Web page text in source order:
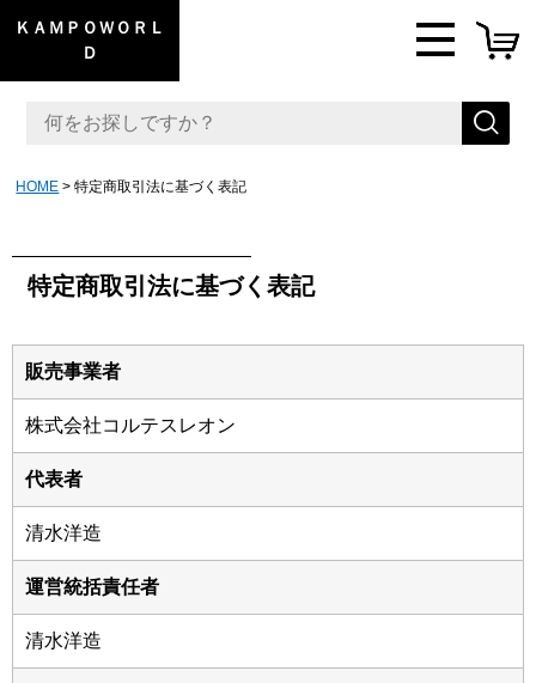
ＫＡＭＰＯＷＯＲＬ
Ｄ
HOME 特定商取引法に基づく表記
特定商取引法に基づく表記
販売事業者
株式会社コルテスレオン
代表者
清水洋造
運営統括責任者
清水洋造